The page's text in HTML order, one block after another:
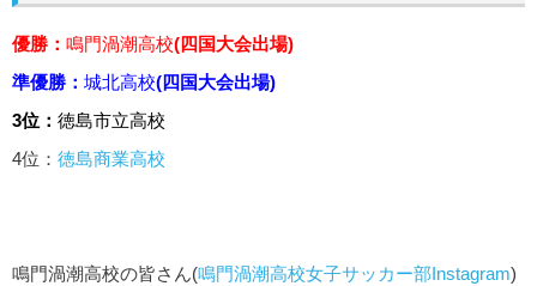
優勝： 鳴門渦潮高校(四国大会出場)
準優勝： 城北高校(四国大会出場)
3位： 徳島市立高校
4位： 徳島商業高校
鳴門渦潮高校の皆さん(鳴門渦潮高校女子サッカー部Instagram)